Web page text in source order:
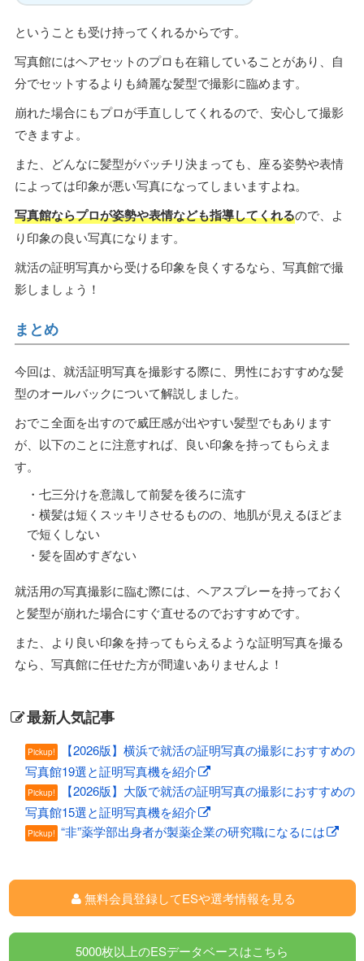
ということも受け持ってくれるからです。
写真館にはヘアセットのプロも在籍していることがあり、自
分でセットするよりも綺麗な髪型で撮影に臨めます。
崩れた場合にもプロが手直ししてくれるので、安心して撮影
できますよ。
また、どんなに髪型がバッチリ決まっても、座る姿勢や表情
によっては印象が悪い写真になってしまいますよね。
写真館ならプロが姿勢や表情なども指導してくれるので、よ
り印象の良い写真になります。
就活の証明写真から受ける印象を良くするなら、写真館で撮
影しましょう！
まとめ
今回は、就活証明写真を撮影する際に、男性におすすめな髪
型のオールバックについて解説しました。
おでこ全面を出すので威圧感が出やすい髪型でもあります
が、以下のことに注意すれば、良い印象を持ってもらえま
す。
・七三分けを意識して前髪を後ろに流す
・横髪は短くスッキリさせるものの、地肌が見えるほどま
で短くしない
・髪を固めすぎない
就活用の写真撮影に臨む際には、ヘアスプレーを持っておく
と髪型が崩れた場合にすぐ直せるのでおすすめです。
また、より良い印象を持ってもらえるような証明写真を撮る
なら、写真館に任せた方が間違いありませんよ！
最新人気記事
Pickup!
【2026版】横浜で就活の証明写真の撮影におすすめの
写真館19選と証明写真機を紹介
Pickup!
【2026版】大阪で就活の証明写真の撮影におすすめの
写真館15選と証明写真機を紹介
Pickup! “非”薬学部出身者が製薬企業の研究職になるには
無料会員登録してESや選考情報を見る
5000枚以上のESデータベースはこちら